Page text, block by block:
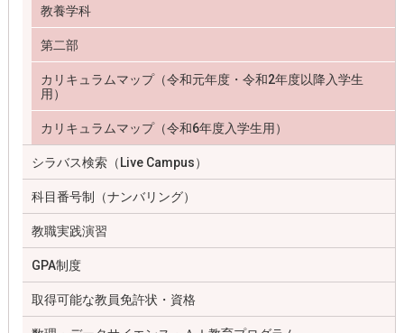
教養学科
第二部
カリキュラムマップ（令和元年度・令和2年度以降入学生
用）
カリキュラムマップ（令和6年度入学生用）
シラバス検索（Live Campus）
科目番号制（ナンバリング）
教職実践演習
GPA制度
取得可能な教員免許状・資格